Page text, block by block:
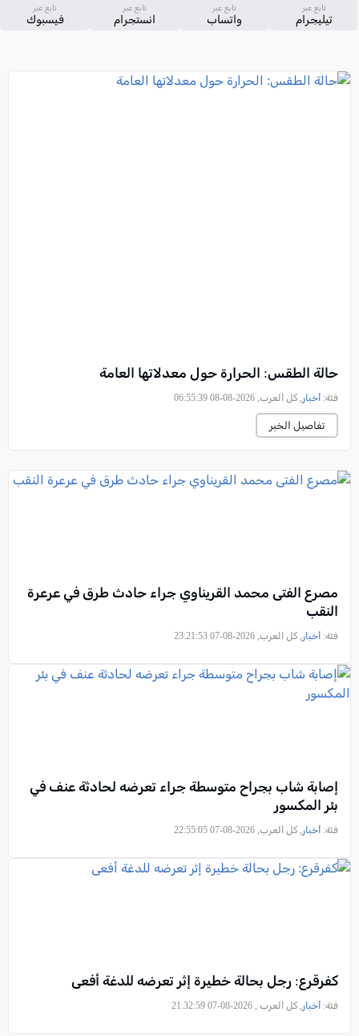
تابع عبر
تيليجرام
تابع عبر
واتساب
تابع عبر
انستجرام
تابع عبر
فيسبوك
حالة الطقس: الحرارة حول معدلاتها العامة
فئة: أخبار , كل العرب, 2026-08-08 06:55:39
تفاصيل الخبر
مصرع الفتى محمد القريناوي جراء حادث طرق في عرعرة
النقب
فئة: أخبار , كل العرب, 2026-08-07 23:21:53
إصابة شاب بجراح متوسطة جراء تعرضه لحادثة عنف في
بئر المكسور
فئة: أخبار , كل العرب, 2026-08-07 22:55:05
كفرقرع: رجل بحالة خطيرة إثر تعرضه للدغة أفعى
فئة: أخبار , كل العرب , 2026-08-07 21:32:59